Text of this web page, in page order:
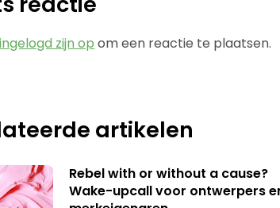
ingelogd zijn op om een reactie te plaatsen.
artikelen
Rebel with or without a cause?
Wake-upcall voor ontwerpers